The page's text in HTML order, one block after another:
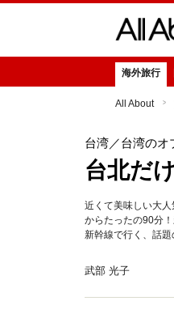
海外旅行
All About
台湾／台湾のオ
台北だ
近くて美味しい大
からたったの90分
新幹線で行く、話題
武部 光子